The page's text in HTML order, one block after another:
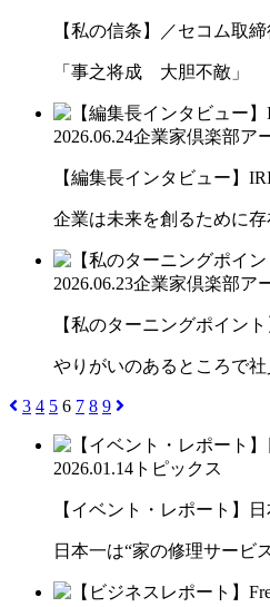
【私の信条】／セコム取
「事之将成 大胆不敵」
2026.06.24企業家倶楽部ア
【編集長インタビュー】
企業は未来を創るために存
2026.06.23企業家倶楽部ア
【私のターニングポイン
やりがいのあるところで社
3 4 5 6 7 8 9
2026.01.14 トピックス
【イベント・レポート】
日本一は“家の修理サービ